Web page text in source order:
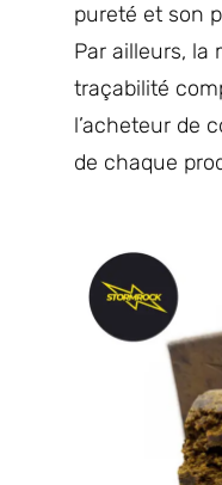
pureté et son
Par ailleurs, la
traçabilité
l’acheteur de
de chaque